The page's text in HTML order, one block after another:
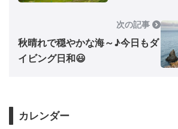
次の記事
秋晴れで穏やかな海～♪今日もダ
イビング日和😃
カレンダー